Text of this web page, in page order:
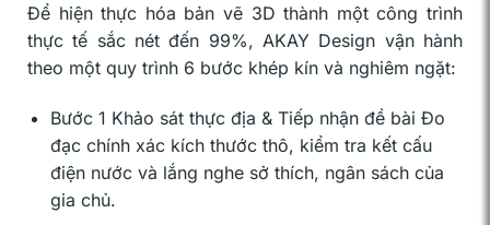
Để hiện thực hóa bản vẽ 3D thành một công trình
thực tế sắc nét đến 99%, AKAY Design vận hành
theo một quy trình 6 bước khép kín và nghiêm ngặt:
Bước 1 Khảo sát thực địa & Tiếp nhận đề bài Đo
đạc chính xác kích thước thô, kiểm tra kết cấu
điện nước và lắng nghe sở thích, ngân sách của
gia chủ.